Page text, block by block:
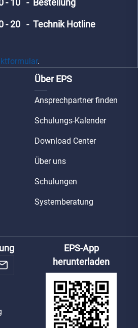
- 10 - Bestellung
20 - Technik Hotline
.
Über EPS
Ansprechpartner finden
Schulungs-Kalender
Download Center
Über uns
Schulungen
Systemberatung
EPS-App
herunterladen